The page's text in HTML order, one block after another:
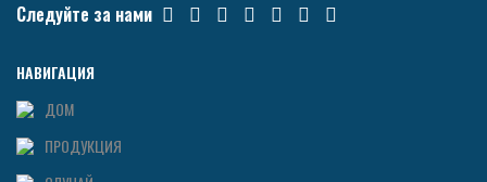
Следуйте за нами
НАВИГАЦИЯ
ДОМ
ПРОДУКЦИЯ